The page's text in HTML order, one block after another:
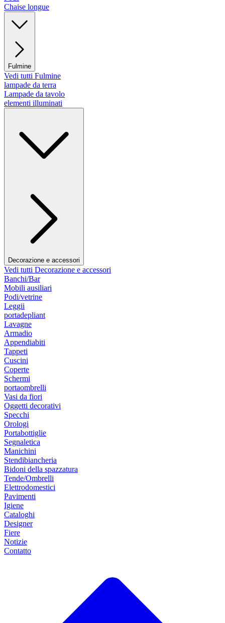
Chaise longue
Fulmine
Vedi tutti Fulmine
lampade da terra
Lampade da tavolo
elementi illuminati
Decorazione e accessori
Vedi tutti Decorazione e accessori
Banchi/Bar
Mobili ausiliari
Podi/vetrine
Leggii
portadepliant
Lavagne
Armadio
Appendiabiti
Tappeti
Cuscini
Coperte
Schermi
portaombrelli
Vasi da fiori
Oggetti decorativi
Specchi
Orologi
Portabottiglie
Segnaletica
Manichini
Stendibiancheria
Bidoni della spazzatura
Tende/Ombrelli
Elettrodomestici
Pavimenti
Igiene
Cataloghi
Designer
Fiere
Notizie
Contatto